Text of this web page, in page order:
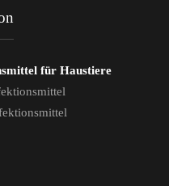
für Haustiere